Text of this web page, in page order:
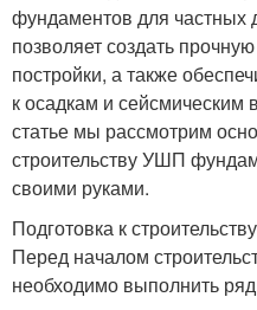
фундаментов для частных
позволяет создать
постройки, а также
к осадкам и сейсмическим
статье мы рассмотрим
строительству УШП
своими руками.
Подготовка к строительству
Перед началом
необходимо выполнить